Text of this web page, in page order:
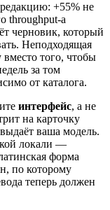
+55% не
throughput-а
черновик, который
Неподходящая
того, чтобы
за том
от каталога.
интерфейс, а не
на карточку
ваша модель.
локали —
форма
по которому
теперь должен